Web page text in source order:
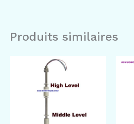
Produits similaires